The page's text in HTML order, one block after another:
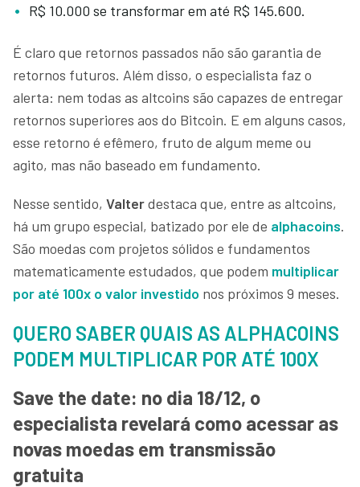
R$ 10.000 se transformar em até R$ 145.600.
É claro que retornos passados não são garantia de
retornos futuros. Além disso, o especialista faz o
alerta: nem todas as altcoins são capazes de entregar
retornos superiores aos do Bitcoin. E em alguns casos,
esse retorno é efêmero, fruto de algum meme ou
agito, mas não baseado em fundamento.
Nesse sentido, Valterdestaca que, entre as altcoins,
há um grupo especial, batizado por ele de alphacoins.
São moedas com projetos sólidos e fundamentos
matematicamente estudados, que podem multiplicar
por até 100x o valor investido nos próximos 9 meses.
QUERO SABER QUAIS AS ALPHACOINS
PODEM MULTIPLICAR POR ATÉ 100X
Save the date: no dia 18/12, o
especialista revelará como acessar as
novas moedas em transmissão
gratuita